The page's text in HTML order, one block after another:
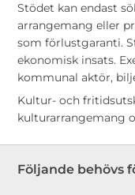
Stödet kan endast
arrangemang eller
som förlustgaranti.
ekonomisk insats.
kommunal aktör,
Kultur- och
kulturarrangemang
Följande behövs